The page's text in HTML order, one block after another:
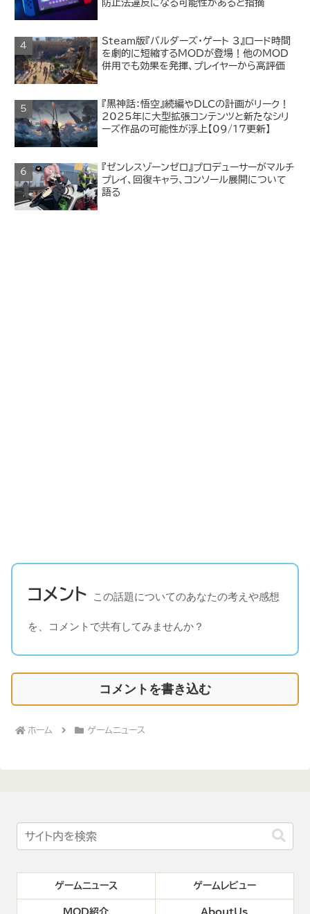
防止法違反になる可能性があると指摘
Steam版『バルダーズ・ゲート 3』ロード時間
を劇的に短縮するMODが登場！他のMOD
併用でも効果を発揮、プレイヤーから高評価
『黒神話：悟空』続編やDLCの計画がリーク！
2025年に大型拡張コンテンツと新たなシリ
ーズ作品の可能性が浮上【09/17更新】
『ゼンレスゾーンゼロ』プロデューサーがマルチ
プレイ、回復キャラ、コンソール展開について
語る
コメント この話題についてのあなたの考えや感想
を、コメントで共有してみませんか？
コメントを書き込む
ホーム ゲームニュース
ゲームニュース ゲームレビュー
MOD紹介 AboutUs